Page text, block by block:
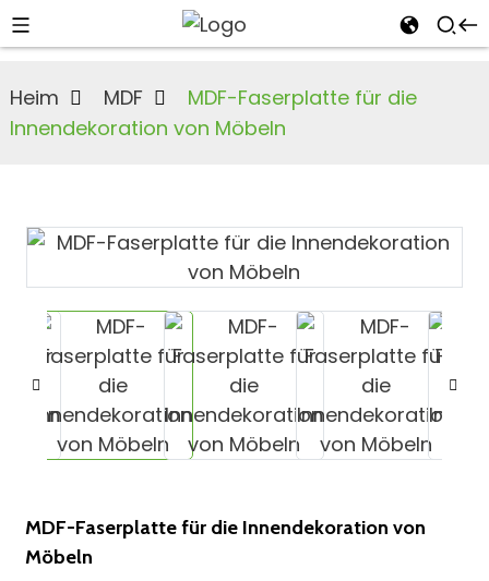
Heim MDF
MDF-Faserplatte für die
Innendekoration von Möbeln
MDF-Faserplatte für die Innendekoration von
Möbeln